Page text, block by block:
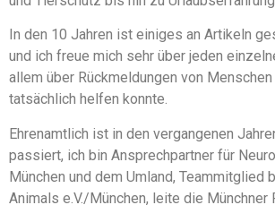
In den 10 Jahren ist einiges an Artikeln
und ich freue mich sehr über jeden
allem über Rückmeldungen von
tatsächlich helfen konnte.
Ehrenamtlich ist in den vergangenen
passiert, ich bin Ansprechpartner für
München und dem Umland, Teammitglied
Animals e.V./München, leite die Münchner